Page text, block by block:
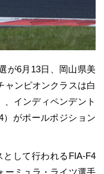
が6月13日、岡山県美
ャンピオンクラスは白
、インディペンデント
）がポールポジション
して行われるFIA-F4
ーミュラ・ライツ選手